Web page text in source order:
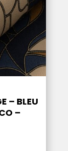
– BLEU
–